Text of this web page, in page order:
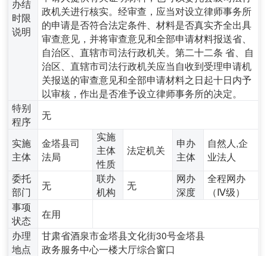
办结
时限
说明
政机关进行核实。经审查，应当对设立律师事务所
的申请是否符合法定条件、材料是否真实齐全出具
审查意见，并将审查意见和全部申请材料报送省、
自治区、直辖市司法行政机关。第二十二条 省、自
治区、直辖市司法行政机关应当自收到受理申请机
关报送的审查意见和全部申请材料之日起十日内予
以审核，作出是否准予设立律师事务所的决定。
特别
程序
无
实施
主体
金塔县司
法局
实施
主体
性质
法定机关
申办
主体
自然人,企
业法人
委托
部门
无
联办
机构
无
网办
深度
全程网办
（Ⅳ级）
事项
状态
在用
办理
地点
甘肃省酒泉市金塔县文化街30号金塔县
政务服务中心一楼大厅综合窗口